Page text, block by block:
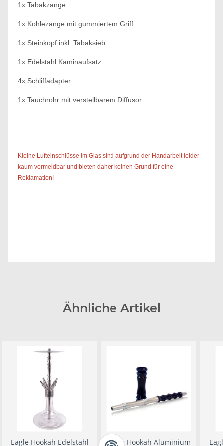
1x Tabakzange
1x Kohlezange mit gummiertem Griff
1x Steinkopf inkl. Tabaksieb
1x Edelstahl Kaminaufsatz
4x Schliffadapter
1x Tauchrohr mit verstellbarem Diffusor
Kleine Lufteinschlüsse im Glas sind aufgrund der Handarbeit leider
kaum vermeidbar und bieten daher keinen Grund für eine
Reklamation!
Ähnliche Artikel
Eagle Hookah Edelstahl Eagle Hookah Aluminium